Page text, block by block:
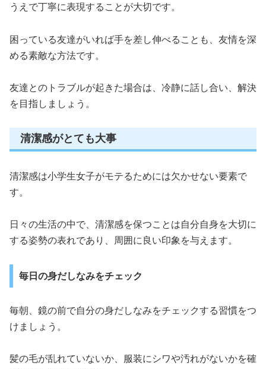
うえで丁寧に表現することが大切です。
困っている友達がいれば手を差し伸べることも、友情を深
める素敵な方法です。
友達とのトラブルが起きた場合は、冷静に話し合い、解決
を目指しましょう。
清潔感がとても大事
清潔感は小学生女子がモテるためには欠かせない要素で
す。
日々の生活の中で、清潔感を保つことは自分自身を大切に
する姿勢の表れであり、周囲に良い印象を与えます。
毎日の身だしなみをチェック
毎朝、鏡の前で自分の身だしなみをチェックする習慣をつ
けましょう。
髪の毛が乱れていないか、服装にシワや汚れがないかを確